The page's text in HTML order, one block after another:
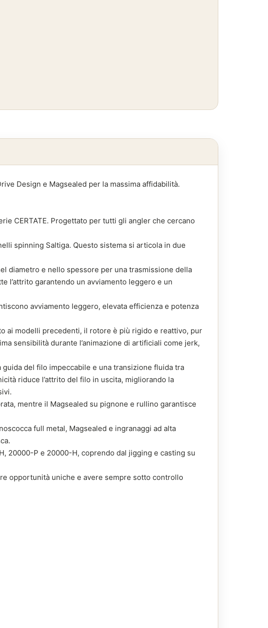
Design e Magsealed per la massima affidabilità.
CERTATE. Progettato per tutti gli angler che cercano
spinning Saltiga. Questo sistema si articola in due
diametro e nello spessore per una trasmissione della
l’attrito garantendo un avviamento leggero e un
avviamento leggero, elevata efficienza e potenza
ai modelli precedenti, il rotore è più rigido e reattivo, pur
sensibilità durante l’animazione di artificiali come jerk,
del filo impeccabile e una transizione fluida tra
riduce l’attrito del filo in uscita, migliorando la
mentre il Magsealed su pignone e rullino garantisce
full metal, Magsealed e ingranaggi ad alta
20000-P e 20000-H, coprendo dal jigging e casting su
opportunità uniche e avere sempre sotto controllo